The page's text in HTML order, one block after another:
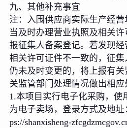
九、其他补充事宜
注：入围供应商实际生产经
当及时办理营业执照及相关
报征集人备案登记。若发现
相关许可证件不一致的，征
仍未及时变更的，将上报有
关监管部门处理情况做出相应
1.本项目实行电子化采购，使
为电子卖场，登录方式及地
ps://shanxisheng-